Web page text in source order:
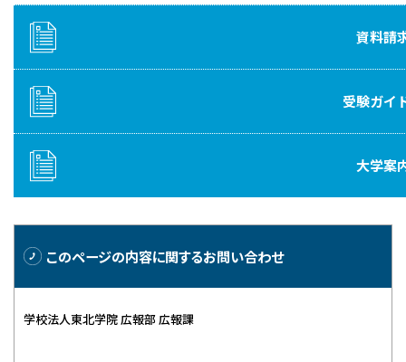
資料請
受験ガイ
大学案
このページの内容に関するお問い合わせ
学校法人東北学院 広報部 広報課